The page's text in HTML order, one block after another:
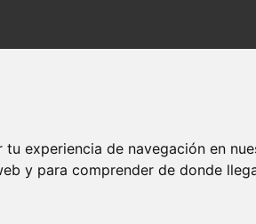
experiencia de navegación en
y para comprender de donde